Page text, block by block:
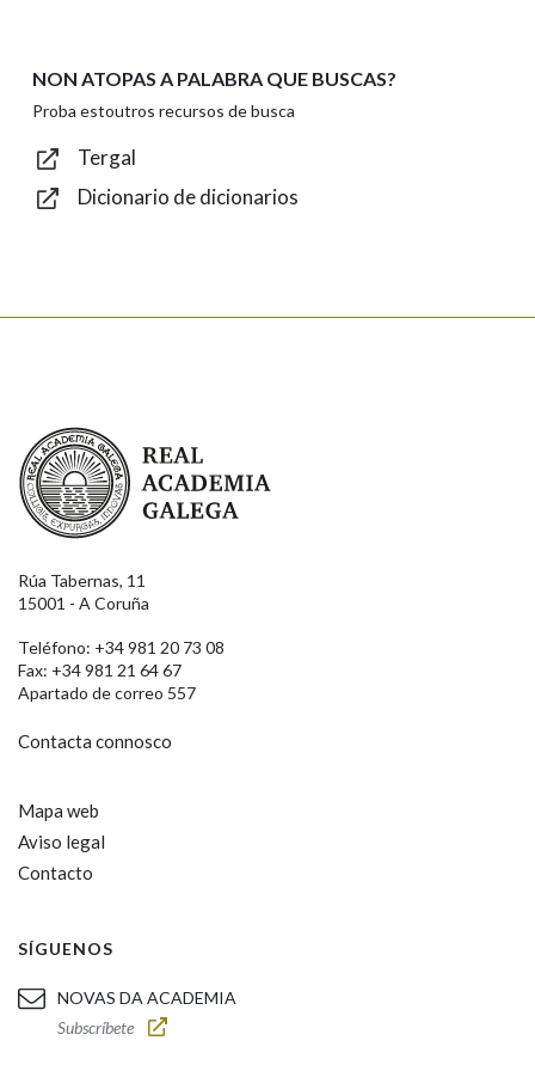
Texto de verificación
NON ATOPAS A PALABRA QUE BUSCAS?
Proba estoutros recursos de busca
Tergal
Dicionario de dicionarios
Real Academia Galega
Rúa Tabernas, 11
15001 - A Coruña
Teléfono: +34 981 20 73 08
Fax: +34 981 21 64 67
Apartado de correo 557
Contacta connosco
Mapa web
Aviso legal
Contacto
SÍGUENOS
NOVAS DA ACADEMIA
Subscríbete